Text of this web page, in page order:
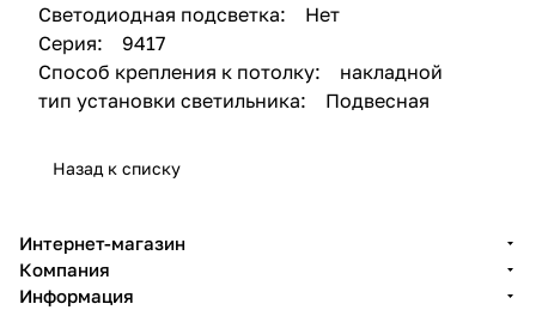
Светодиодная подсветка: Нет
Серия: 9417
Способ крепления к потолку: накладной
тип установки светильника: Подвесная
Назад к списку
Интернет-магазин
Компания
Информация